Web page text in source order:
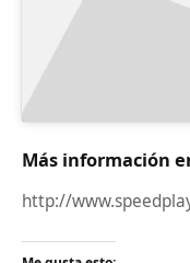
Más información
http://